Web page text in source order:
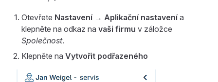
Otevřete Nastavení → Aplikační nastavení a
klepněte na odkaz na vaši firmu v záložce
Společnost.
Klepněte na Vytvořit podřazeného